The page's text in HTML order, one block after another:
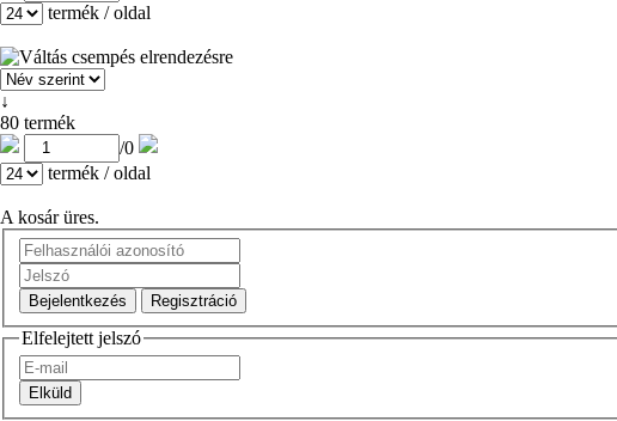
termék / oldal
↓
80 termék
/0
termék / oldal
A kosár üres.
Elfelejtett jelszó